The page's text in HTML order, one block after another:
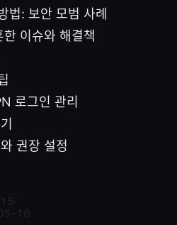
법: 보안 모범 사례
이슈와 해결책
로그인 관리
권장 설정